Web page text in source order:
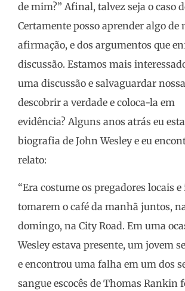
de mim?” Afinal, talvez seja o caso
Certamente posso aprender algo
afirmação, e dos argumentos que
discussão. Estamos mais
uma discussão e salvaguardar
descobrir a verdade e coloca-la em
evidência? Alguns anos atrás eu
biografia de John Wesley e eu
relato:
“Era costume os pregadores locais
tomarem o café da manhã juntos,
domingo, na City Road. Em uma
Wesley estava presente, um jovem
e encontrou uma falha em um dos
sangue escocês de Thomas Rankin